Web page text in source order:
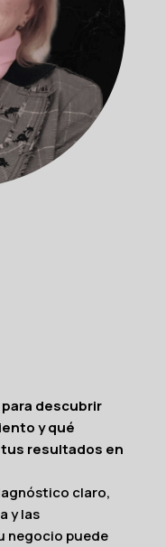
descubrir
y qué
resultados en
claro,
y las
negocio puede